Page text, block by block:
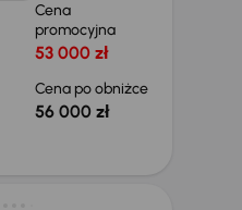
Cena
promocyjna
53 000 zł
Cena po obniżce
56 000 zł